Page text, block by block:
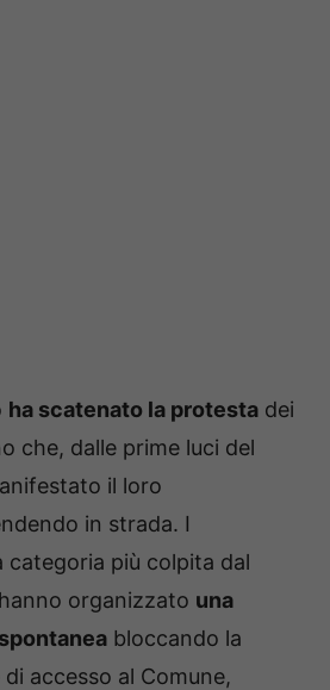
ha scatenato la protesta dei
che, dalle prime luci del
il loro
in strada. I
categoria più colpita dal
organizzato una
bloccando la
accesso al Comune,